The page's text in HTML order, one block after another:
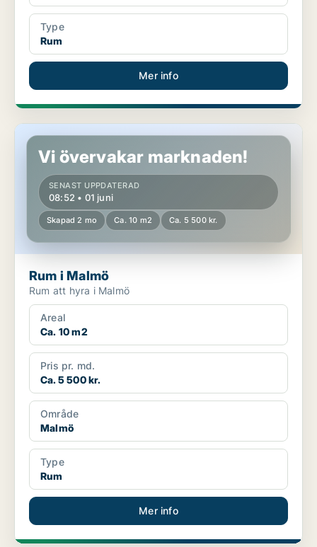
Type
Rum
Mer info
Rum i Malmö
Vi övervakar marknaden!
SENAST UPPDATERAD
08:52 • 01 juni
Skapad 2 mo Ca. 10 m2 Ca. 5 500 kr.
Rum i Malmö
Rum att hyra i Malmö
Areal
Ca. 10 m2
Pris pr. md.
Ca. 5 500 kr.
Område
Malmö
Type
Rum
Mer info